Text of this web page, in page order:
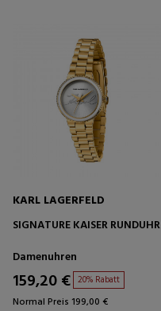
KARL LAGERFELD
SIGNATURE KAISER RUNDUHR
Damenuhren
159,20 € 20% Rabatt
Normal Preis 199,00 €